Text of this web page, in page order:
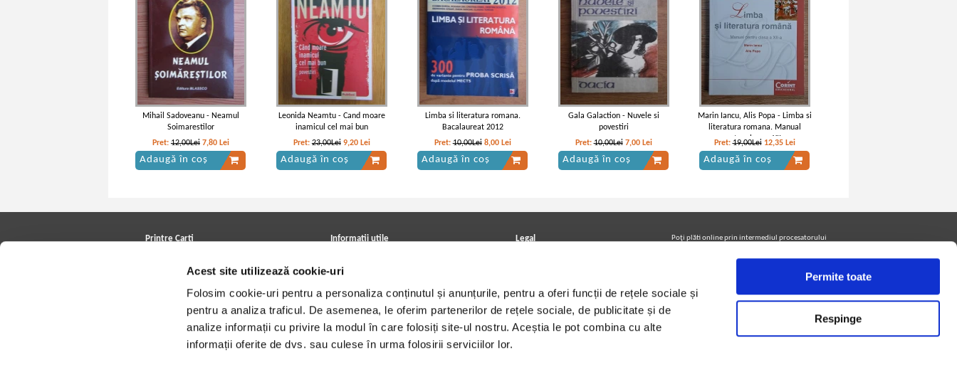
Acest site utilizează cookie-uri
Folosim cookie-uri pentru a personaliza conținutul și anunțurile, pentru a oferi funcții de rețele sociale și
pentru a analiza traficul. De asemenea, le oferim partenerilor de rețele sociale, de publicitate și de
analize informații cu privire la modul în care folosiți site-ul nostru. Aceștia le pot combina cu alte
informații oferite de dvs. sau culese în urma folosirii serviciilor lor.
Permite toate
Respinge
Vintila Corbul - Caderea
Vintila Corbul - Caderea
Vintila Corbul - Caderea
Vintila Corbul - Caderea
Vintila Corbu - Caderea
Mihail Sadoveanu - Neamul
Soimarestilor
Pret: 12,00Lei 7,80 Lei
Adaugă în coș
Leonida Neamtu - Cand moare
inamicul cel mai bun
Pret:23,00Lei 9,20 Lei
Adaugă în coș
Limba si literatura romana.
Bacalaureat 2012
Pret:10,00Lei 8,00 Lei
Adaugă în coș
Gala Galaction - Nuvele si
povestiri
Pret:10,00Lei 7,00 Lei
Adaugă în coș
Marin Iancu, Alis Popa - Limba si
literatura romana. Manual
pentru clasa a XII-a
Pret:19,00Lei 12,35 Lei
Adaugă în coș
Printre Carti
Cele mai căutate cărți
Blog Printre Carti
Cărţi sub 5 lei
Cărţi sub 8 lei
Informatii utile
Achizitii viniluri, casete, CD/DVD
Cum cumpar?
Politica de livrare
Retur comenzi
Angajari - Cariere
Legal
Termeni si conditii
Utilizare cookie-uri
Poţi plăti online prin intermediul procesatorului
Urmăreşte-ne pe facebook pentru a fi la curent cu